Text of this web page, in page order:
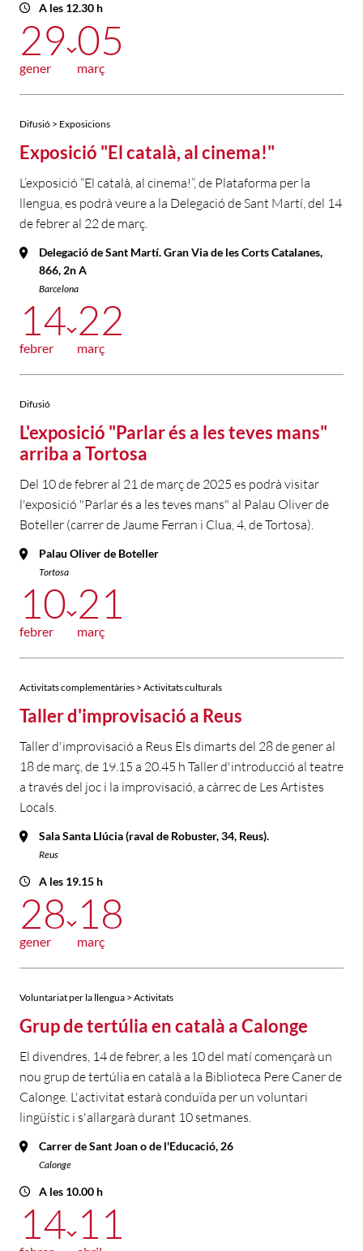
A les 12.30 h
29
gener
05
març
Difusió > Exposicions
Exposició "El català, al cinema!"
L’exposició “El català, al cinema!”, de Plataforma per la
llengua, es podrà veure a la Delegació de Sant Martí, del 14
de febrer al 22 de març.
Delegació de Sant Martí. Gran Via de les Corts Catalanes,
866, 2n A
Barcelona
14
febrer
22
març
Difusió
L'exposició "Parlar és a les teves mans"
arriba a Tortosa
Del 10 de febrer al 21 de març de 2025 es podrà visitar
l'exposició "Parlar és a les teves mans" al Palau Oliver de
Boteller (carrer de Jaume Ferran i Clua, 4, de Tortosa).
Palau Oliver de Boteller
Tortosa
10
febrer
21
març
Activitats complementàries > Activitats culturals
Taller d'improvisació a Reus
Taller d'improvisació a Reus Els dimarts del 28 de gener al
18 de març, de 19.15 a 20.45 h Taller d'introducció al teatre
a través del joc i la improvisació, a càrrec de Les Artistes
Locals.
Sala Santa Llúcia (raval de Robuster, 34, Reus).
Reus
A les 19.15 h
28
gener
18
març
Voluntariat per la llengua > Activitats
Grup de tertúlia en català a Calonge
El divendres, 14 de febrer, a les 10 del matí començarà un
nou grup de tertúlia en català a la Biblioteca Pere Caner de
Calonge. L'activitat estarà conduïda per un voluntari
lingüístic i s'allargarà durant 10 setmanes.
Carrer de Sant Joan o de l'Educació, 26
Calonge
A les 10.00 h
14 11